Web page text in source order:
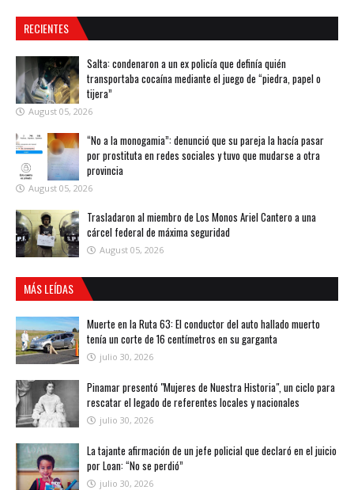
RECIENTES
Salta: condenaron a un ex policía que definía quién
transportaba cocaína mediante el juego de “piedra, papel o
tijera”
August 05, 2026
“No a la monogamia”: denunció que su pareja la hacía pasar
por prostituta en redes sociales y tuvo que mudarse a otra
provincia
August 05, 2026
Trasladaron al miembro de Los Monos Ariel Cantero a una
cárcel federal de máxima seguridad
August 05, 2026
MÁS LEÍDAS
Muerte en la Ruta 63: El conductor del auto hallado muerto
tenía un corte de 16 centímetros en su garganta
julio 30, 2026
Pinamar presentó "Mujeres de Nuestra Historia", un ciclo para
rescatar el legado de referentes locales y nacionales
julio 30, 2026
La tajante afirmación de un jefe policial que declaró en el juicio
por Loan: “No se perdió”
julio 30, 2026